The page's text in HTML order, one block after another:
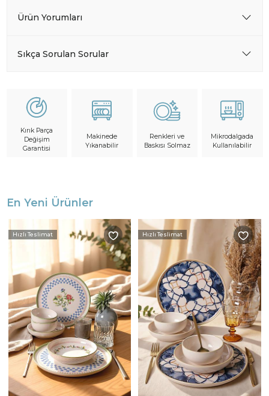
Ürün Yorumları
Sıkça Sorulan Sorular
Kırık Parça
Değişim
Garantisi
Makinede
Yıkanabilir
Renkleri ve
Baskısı Solmaz
Mikrodalgada
Kullanılabilir
En Yeni Ürünler
Hızlı Teslimat Hızlı Teslimat